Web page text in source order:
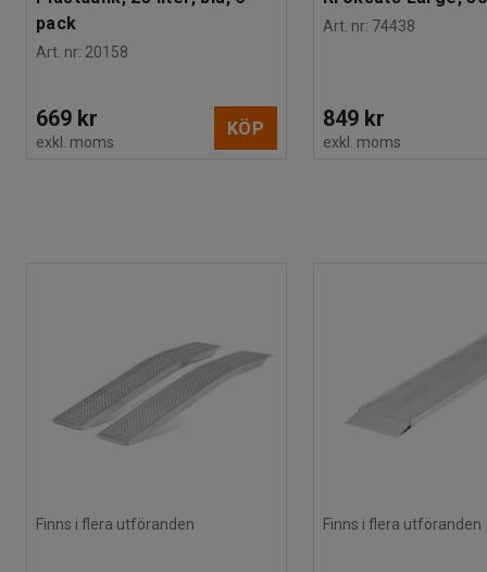
pack
Art. nr: 20158
669 kr
exkl. moms
KÖP
Art. nr: 74438
849 kr
exkl. moms
Finns i flera utföranden Finns i flera utföranden